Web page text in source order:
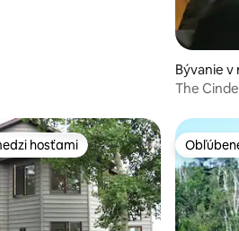
Bývanie
The
medzi hosťami
hosťami